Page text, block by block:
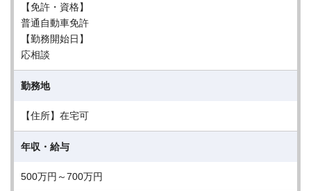
【免許・資格】
普通自動車免許
【勤務開始日】
応相談
勤務地
【住所】在宅可
年収・給与
500万円～700万円